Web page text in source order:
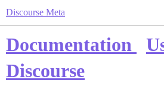
Discourse Meta
Documentation
Discourse